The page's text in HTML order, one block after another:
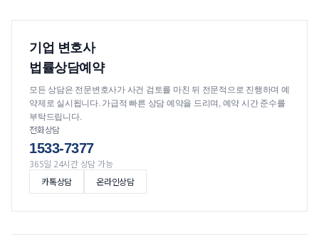
기업 변호사
법률상담예약
모든 상담은 전문변호사가 사건 검토를 마친 뒤 전문적으로 진행하며 예
약제로 실시됩니다. 가급적 빠른 상담 예약을 드리며, 예약 시간 준수를
부탁드립니다.
전화상담
1533-7377
365일 24시간 상담 가능
카톡상담
온라인상담